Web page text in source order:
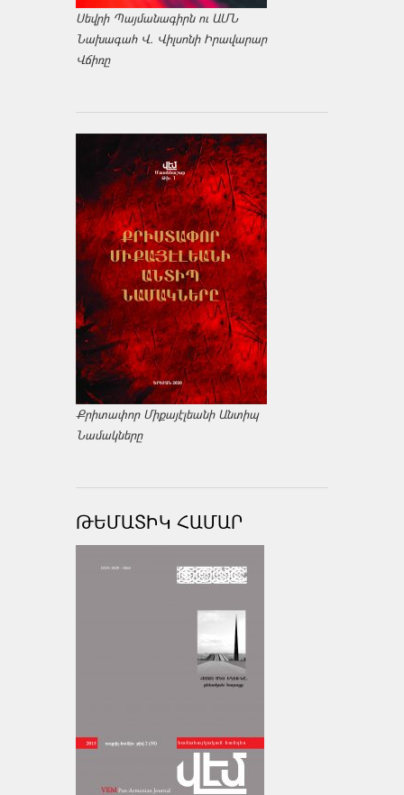
Սեվրի Պայմանագիրն ու ԱՄՆ
Նախագահ Վ. Վիլսոնի Իրավարար
Վճիռը
Քրիտափոր Միքայէլեանի Անտիպ
Նամակները
ԹԵՄԱՏԻԿ ՀԱՄԱՐ